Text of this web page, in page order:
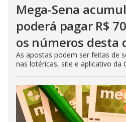
Mega-Sena
poderá pagar R$
os números desta
As apostas podem ser feitas de
nas lotéricas, site e aplicativo da